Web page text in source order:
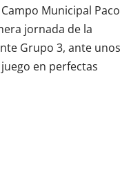
Municipal Paco
jornada de la
Grupo 3, ante unos
en perfectas